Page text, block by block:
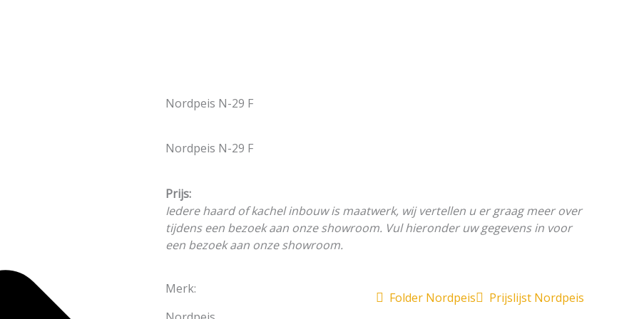
Nordpeis N-29 F
Nordpeis N-29 F
Prijs:
Iedere haard of kachel inbouw is maatwerk, wij vertellen u er graag meer over
tijdens een bezoek aan onze showroom. Vul hieronder uw gegevens in voor
een bezoek aan onze showroom.
Merk:
Folder Nordpeis Prijslijst Nordpeis